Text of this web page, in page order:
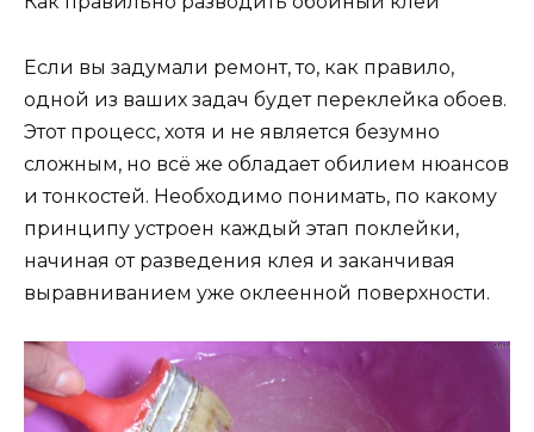
Если вы задумали ремонт, то, как правило,
одной из ваших задач будет переклейка обоев.
Этот процесс, хотя и не является безумно
сложным, но всё же обладает обилием нюансов
и тонкостей. Необходимо понимать, по какому
принципу устроен каждый этап поклейки,
начиная от разведения клея и заканчивая
выравниванием уже оклеенной поверхности.